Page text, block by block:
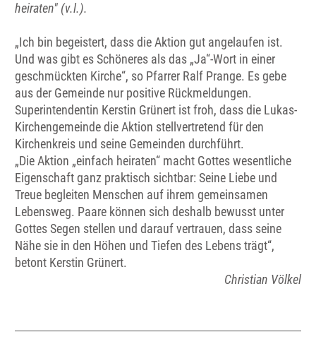
heiraten" (v.l.).
„Ich bin begeistert, dass die Aktion gut angelaufen ist.
Und was gibt es Schöneres als das „Ja“-Wort in einer
geschmückten Kirche“, so Pfarrer Ralf Prange. Es gebe
aus der Gemeinde nur positive Rückmeldungen.
Superintendentin Kerstin Grünert ist froh, dass die Lukas-
Kirchengemeinde die Aktion stellvertretend für den
Kirchenkreis und seine Gemeinden durchführt.
„Die Aktion „einfach heiraten“ macht Gottes wesentliche
Eigenschaft ganz praktisch sichtbar: Seine Liebe und
Treue begleiten Menschen auf ihrem gemeinsamen
Lebensweg. Paare können sich deshalb bewusst unter
Gottes Segen stellen und darauf vertrauen, dass seine
Nähe sie in den Höhen und Tiefen des Lebens trägt“,
betont Kerstin Grünert.
Christian Völkel